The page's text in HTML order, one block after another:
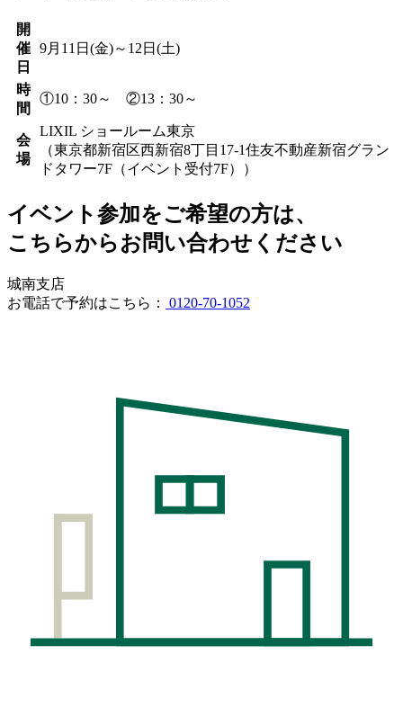
開
催
日
9月11日(金)～12日(土)
時
間
①10：30～ ②13：30～
会
場
LIXIL ショールーム東京
（東京都新宿区西新宿8丁目17-1住友不動産新宿グラン
ドタワー7F（イベント受付7F））
イベント参加をご希望の方は、
こちらからお問い合わせください
城南支店
お電話で予約はこちら：
0120-70-1052